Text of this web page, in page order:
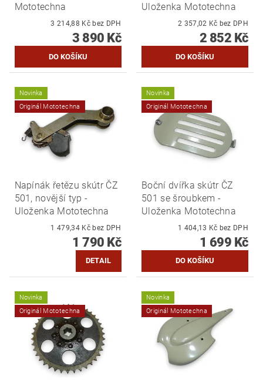
Mototechna
3 214,88 Kč bez DPH
3 890 Kč
Uloženka Mototechna
2 357,02 Kč bez DPH
2 852 Kč
Novinka
Originál Mototechna
Napínák řetězu skútr ČZ
501, novější typ -
Uloženka Mototechna
1 479,34 Kč bez DPH
1 790 Kč
DETAIL
Novinka
Originál Mototechna
Boční dvířka skútr ČZ
501 se šroubkem -
Uloženka Mototechna
1 404,13 Kč bez DPH
1 699 Kč
Novinka
Originál Mototechna
Novinka
Originál Mototechna